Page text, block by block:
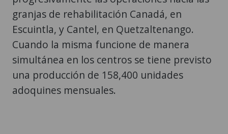
granjas de rehabilitación Canadá, en
Escuintla, y Cantel, en Quetzaltenango.
Cuando la misma funcione de manera
simultánea en los centros se tiene previsto
una producción de 158,400 unidades
adoquines mensuales.